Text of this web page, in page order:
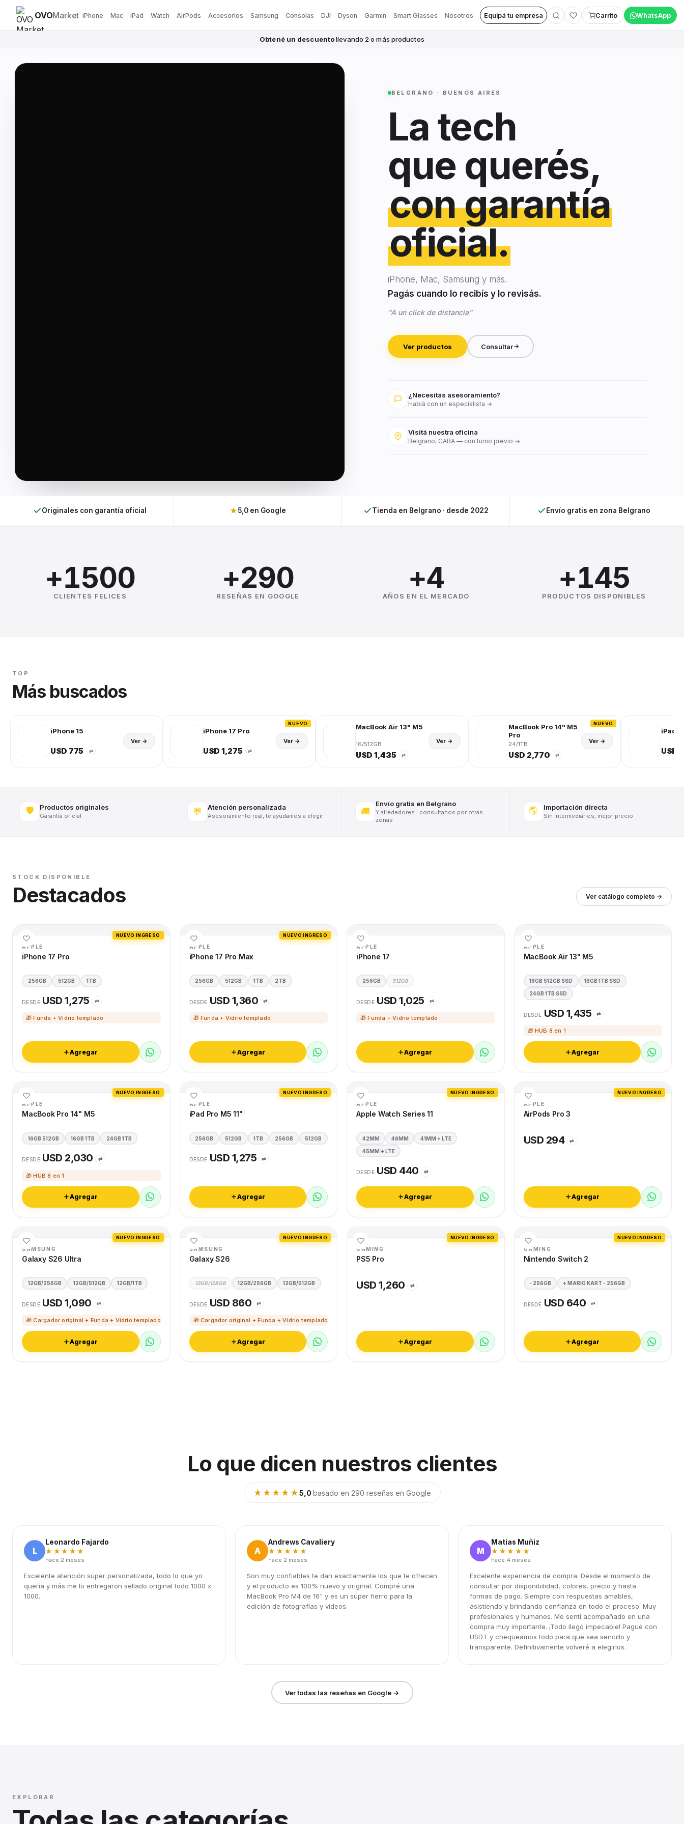
OVOMarket iPhone Mac iPad Watch AirPods Accesorios Samsung Consolas DJI Dyson Garmin Smart Glasses Nosotros Equipá tu empresa Carrito WhatsApp
Obtené un descuentollevando 2 o más productos
BELGRANO · BUENOS AIRES
La tech
que querés,
con garantía
oficial.
iPhone, Mac, Samsung y más.
Pagás cuando lo recibís y lo revisás.
"A un click de distancia"
Ver productos Consultar
¿Necesitás asesoramiento?
Hablá con un especialista →
Visitá nuestra oficina
Belgrano, CABA — con turno previo →
Originales con garantía oficial ★5,0 en Google Tienda en Belgrano · desde 2022 Envío gratis en zona Belgrano
+1500
CLIENTES FELICES
+290
RESEÑAS EN GOOGLE
+4
AÑOS EN EL MERCADO
+145
PRODUCTOS DISPONIBLES
TOP
Más buscados
iPhone 15
USD 775 ⇄
Ver →
NUEVO
iPhone 17 Pro
USD 1,275 ⇄
Ver →
MacBook Air 13" M5
16/512GB
USD 1,435 ⇄
Ver →
NUEVO
MacBook Pro 14" M5
Pro
24/1TB
USD 2,770 ⇄
Ver →
iPad
USD
🛡️ Productos originales
Garantía oficial 💬 Atención personalizada
Asesoramiento real, te ayudamos a elegir 🚚
Envío gratis en Belgrano
Y alrededores · consultanos por otras
zonas
🌎 Importación directa
Sin intermediarios, mejor precio
STOCK DISPONIBLE
Destacados Ver catálogo completo →
NUEVO INGRESO
APPLE
iPhone 17 Pro
256GB 512GB 1TB
DESDE USD 1,275 ⇄
🎁 Funda + Vidrio templado
Agregar
NUEVO INGRESO
APPLE
iPhone 17 Pro Max
256GB 512GB 1TB 2TB
DESDE USD 1,360 ⇄
🎁 Funda + Vidrio templado
Agregar
APPLE
iPhone 17
256GB 512GB
DESDE USD 1,025 ⇄
🎁 Funda + Vidrio templado
Agregar
APPLE
MacBook Air 13" M5
16GB 512GB SSD 16GB 1TB SSD
24GB 1TB SSD
DESDE USD 1,435 ⇄
🎁 HUB 8 en 1
Agregar
NUEVO INGRESO
APPLE
MacBook Pro 14" M5
16GB 512GB 16GB 1TB 24GB 1TB
DESDE USD 2,030 ⇄
🎁 HUB 8 en 1
Agregar
NUEVO INGRESO
APPLE
iPad Pro M5 11"
256GB 512GB 1TB 256GB 512GB
DESDE USD 1,275 ⇄
Agregar
NUEVO INGRESO
APPLE
Apple Watch Series 11
42MM 46MM 41MM + LTE
45MM + LTE
DESDE USD 440 ⇄
Agregar
NUEVO INGRESO
APPLE
AirPods Pro 3
USD 294 ⇄
Agregar
NUEVO INGRESO
SAMSUNG
Galaxy S26 Ultra
12GB/256GB 12GB/512GB 12GB/1TB
DESDE USD 1,090 ⇄
🎁 Cargador original + Funda + Vidrio templado
Agregar
NUEVO INGRESO
SAMSUNG
Galaxy S26
12GB/128GB 12GB/256GB 12GB/512GB
DESDE USD 860 ⇄
🎁 Cargador original + Funda + Vidrio templado
Agregar
NUEVO INGRESO
GAMING
PS5 Pro
USD 1,260 ⇄
Agregar
NUEVO INGRESO
GAMING
Nintendo Switch 2
- 256GB + MARIO KART - 256GB
DESDE USD 640 ⇄
Agregar
Lo que dicen nuestros clientes
★★★★★5,0·basado en 290 reseñas en Google
L
Leonardo Fajardo
★★★★★
hace 2 meses
Excelente atención súper personalizada, todo lo que yo
quería y más me lo entregaron sellado original todo 1000 x
1000.
A
Andrews Cavaliery
★★★★★
hace 2 meses
Son muy confiables te dan exactamente los que te ofrecen
y el producto es 100% nuevo y original. Compré una
MacBook Pro M4 de 16" y es un súper fierro para la
edición de fotografías y videos.
M
Matías Muñiz
★★★★★
hace 4 meses
Excelente experiencia de compra. Desde el momento de
consultar por disponibilidad, colores, precio y hasta
formas de pago. Siempre con respuestas amables,
asistiendo y brindando confianza en todo el proceso. Muy
profesionales y humanos. Me sentí acompañado en una
compra muy importante. ¡Todo llegó impecable! Pagué con
USDT y chequeamos todo para que sea sencillo y
transparente. Definitivamente volveré a elegirlos.
Ver todas las reseñas en Google →
EXPLORAR